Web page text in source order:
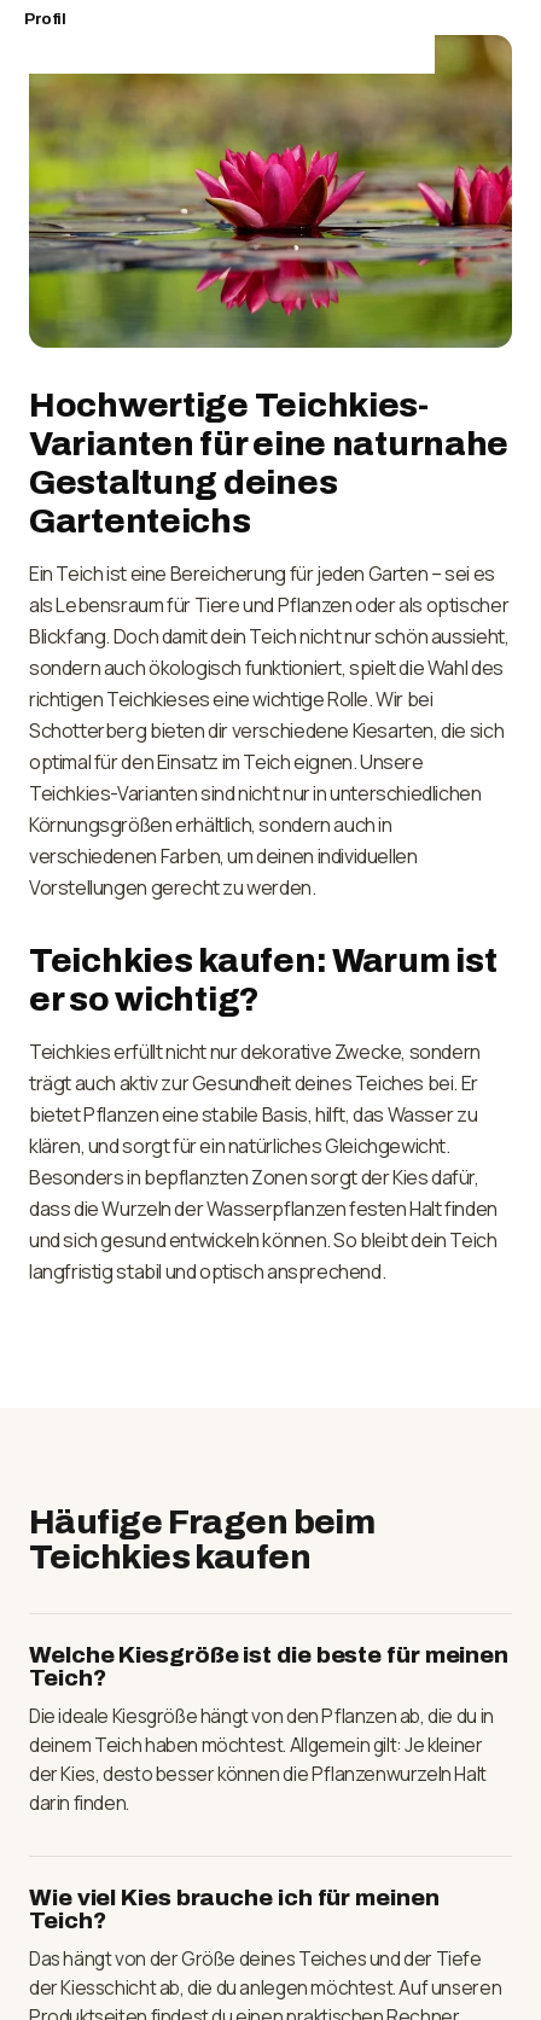
Profil
Hochwertige Teichkies-
Varianten für eine naturnahe
Gestaltung deines
Gartenteichs
Ein Teich ist eine Bereicherung für jeden Garten – sei es
als Lebensraum für Tiere und Pflanzen oder als optischer
Blickfang. Doch damit dein Teich nicht nur schön aussieht,
sondern auch ökologisch funktioniert, spielt die Wahl des
richtigen Teichkieses eine wichtige Rolle. Wir bei
Schotterberg bieten dir verschiedene Kiesarten, die sich
optimal für den Einsatz im Teich eignen. Unsere
Teichkies-Varianten sind nicht nur in unterschiedlichen
Körnungsgrößen erhältlich, sondern auch in
verschiedenen Farben, um deinen individuellen
Vorstellungen gerecht zu werden.
Teichkies kaufen: Warum ist
er so wichtig?
Teichkies erfüllt nicht nur dekorative Zwecke, sondern
trägt auch aktiv zur Gesundheit deines Teiches bei. Er
bietet Pflanzen eine stabile Basis, hilft, das Wasser zu
klären, und sorgt für ein natürliches Gleichgewicht.
Besonders in bepflanzten Zonen sorgt der Kies dafür,
dass die Wurzeln der Wasserpflanzen festen Halt finden
und sich gesund entwickeln können. So bleibt dein Teich
langfristig stabil und optisch ansprechend.
Häufige Fragen beim
Teichkies kaufen
Welche Kiesgröße ist die beste für meinen
Teich?
Die ideale Kiesgröße hängt von den Pflanzen ab, die du in
deinem Teich haben möchtest. Allgemein gilt: Je kleiner
der Kies, desto besser können die Pflanzenwurzeln Halt
darin finden.
Wie viel Kies brauche ich für meinen
Teich?
Das hängt von der Größe deines Teiches und der Tiefe
der Kiesschicht ab, die du anlegen möchtest. Auf unseren